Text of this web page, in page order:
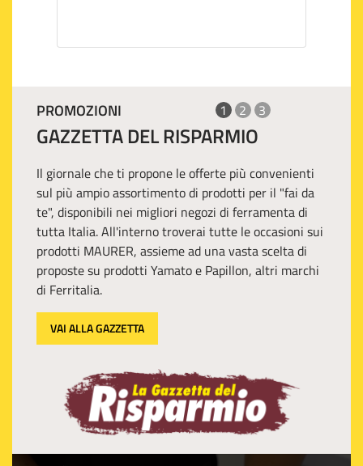
PROMOZIONI 1 2 3
GAZZETTA DEL RISPARMIO
Il giornale che ti propone le offerte più convenienti
sul più ampio assortimento di prodotti per il "fai da
te", disponibili nei migliori negozi di ferramenta di
tutta Italia. All'interno troverai tutte le occasioni sui
prodotti MAURER, assieme ad una vasta scelta di
proposte su prodotti Yamato e Papillon, altri marchi
di Ferritalia.
VAI ALLA GAZZETTA